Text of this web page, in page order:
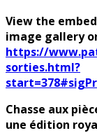
View the
image gallery
https://
sorties.html?
Chasse aux
une édition